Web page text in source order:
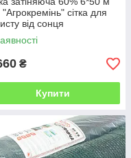
сітка для
від сонця
₴
Купити